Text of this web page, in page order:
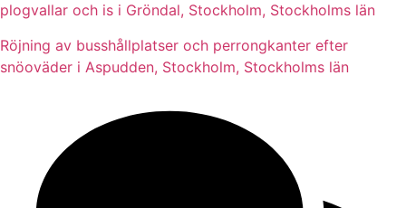
plogvallar och is i Gröndal, Stockholm, Stockholms län
Röjning av busshållplatser och perrongkanter efter
snöoväder i Aspudden, Stockholm, Stockholms län